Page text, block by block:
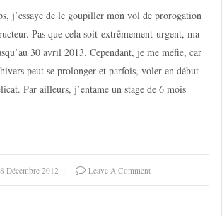
j’essaye de le goupiller mon vol de prorogation
Pas que cela soit extrêmement urgent, ma
30 avril 2013. Cependant, je me méfie, car
peut se prolonger et parfois, voler en début
Par ailleurs, j’entame un stage de 6 mois
Décembre 2012 Leave A Comment